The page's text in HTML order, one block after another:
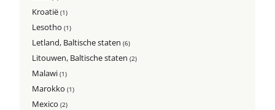
Kroatië(1)
Lesotho(1)
Letland, Baltische staten(6)
Litouwen, Baltische staten(2)
Malawi(1)
Marokko(1)
Mexico(2)